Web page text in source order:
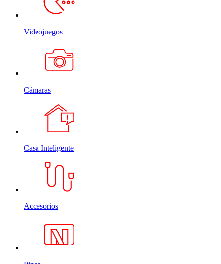
Videojuegos
Cámaras
Casa Inteligente
Accesorios